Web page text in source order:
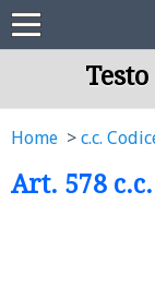
Home c.c.
Art. 578